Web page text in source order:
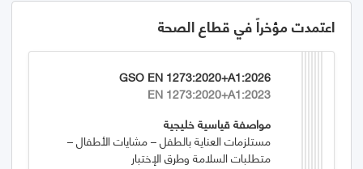
اعتمدت مؤخراً في قطاع الصحة
GSO EN 1273:2020+A1:2026
EN 1273:2020+A1:2023
مواصفة قياسية خليجية
مستلزمات العناية بالطفل – مشايات الأطفال –
متطلبات السلامة وطرق الإختبار